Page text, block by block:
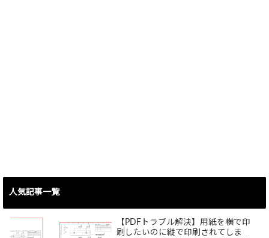
人気記事一覧
【PDFトラブル解決】用紙を横で印
刷したいのに縦で印刷されてしま